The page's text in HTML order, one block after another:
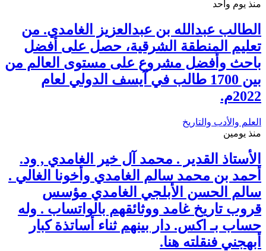
منذ يوم واحد
الطالب عبدالله بن عبدالعزيز الغامدي. من
تعليم المنطقة الشرقية، حصل على أفضل
باحث وأفضل مشروع على مستوى العالم من
بين 1700 طالب في آيسف الدولي لعام
2022م.
العلم والأدب والتاريخ
منذ يومين
الأستاذ القدير . محمد آل خير الغامدي , ود.
أحمد بن محمد سالم الغامدي وأخونا الغالي .
سالم الحسن الأبلجي الغامدي مؤسس
قروب تاريخ غامد ووثائقهم بالواتساب . وله
حساب بـ اكس. دار بينهم ثناء أساتذة كبار
أبهجني فنقلته هنا.